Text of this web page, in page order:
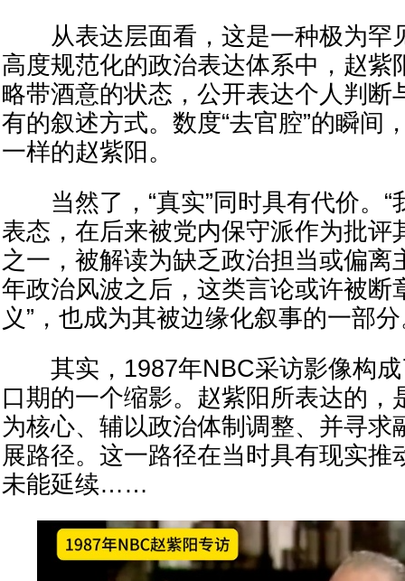
从表达层面看，这是一种极为罕
高度规范化的政治表达体系中，赵紫
略带酒意的状态，公开表达个人判断
有的叙述方式。数度“去官腔”的瞬间
一样的赵紫阳。
当然了，“真实”同时具有代价。“
表态，在后来被党内保守派作为批评
之一，被解读为缺乏政治担当或偏离
年政治风波之后，这类言论或许被断
义”，也成为其被边缘化叙事的一部
其实，1987年NBC采访影像构成
口期的一个缩影。赵紫阳所表达的，
为核心、辅以政治体制调整、并寻求
展路径。这一路径在当时具有现实推
未能延续……